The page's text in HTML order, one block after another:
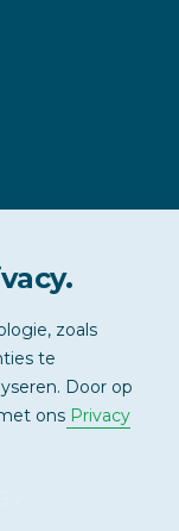
zoals
te
Door op
ons Privacy